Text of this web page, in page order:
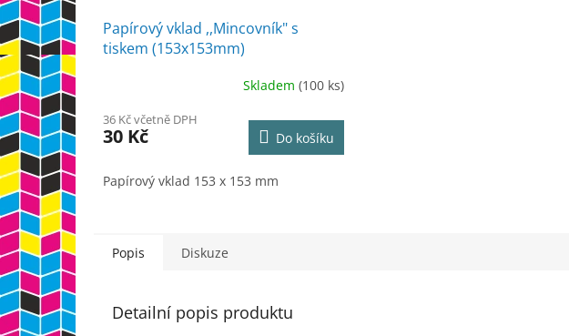
Papírový vklad ,,Mincovník" s
tiskem (153x153mm)
Skladem (100 ks)
36 Kč včetně DPH
30 Kč Do košíku
Papírový vklad 153 x 153 mm
Popis Diskuze
Detailní popis produktu